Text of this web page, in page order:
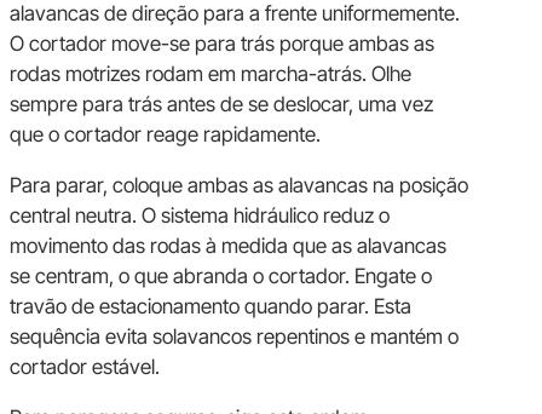
alavancas de direção para a frente uniformemente.
O cortador move-se para trás porque ambas as
rodas motrizes rodam em marcha-atrás. Olhe
sempre para trás antes de se deslocar, uma vez
que o cortador reage rapidamente.
Para parar, coloque ambas as alavancas na posição
central neutra. O sistema hidráulico reduz o
movimento das rodas à medida que as alavancas
se centram, o que abranda o cortador. Engate o
travão de estacionamento quando parar. Esta
sequência evita solavancos repentinos e mantém o
cortador estável.